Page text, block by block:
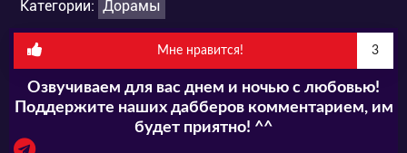
подробности тонких миров и
паранормальных историй. В общем, на
первый взгляд, юноша представитель
обыкновенного офисного планктона. И как
многие из породы белых воротничков, он не
Категории: Дорамы
Мне нравится! 3
Озвучиваем для вас днем и ночью с любовью!
Поддержите наших дабберов комментарием, им
будет приятно! ^^